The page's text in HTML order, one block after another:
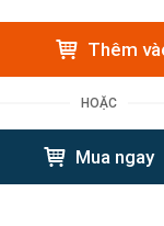
Thêm
HOẶC
Mua ngay